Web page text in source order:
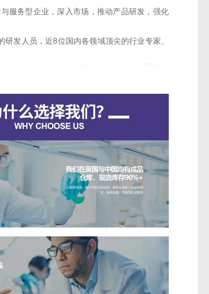
服务型企业，深入市场，推动产品研发，强化
发人员，近8位国内各领域顶尖的行业专家、